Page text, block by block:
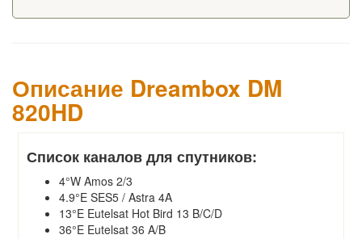
Описание Dreambox DM
820HD
Список каналов для спутников:
4°W Amos 2/3
4.9°E SES5 / Astra 4A
13°E Eutelsat Hot Bird 13 B/C/D
36°E Eutelsat 36 A/B